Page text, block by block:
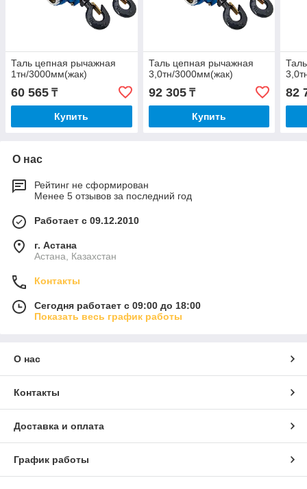
Таль цепная рычажная
1тн/3000мм(жак)
60 565 ₸
Купить
Таль цепная рычажная
3,0тн/3000мм(жак)
92 305₸
Купить
82
О нас
Рейтинг не сформирован
Менее 5 отзывов за последний год
Работает с 09.12.2010
г. Астана
Астана, Казахстан
Контакты
Сегодня работает с 09:00 до 18:00
Показать весь график работы
О нас
Контакты
Доставка и оплата
График работы